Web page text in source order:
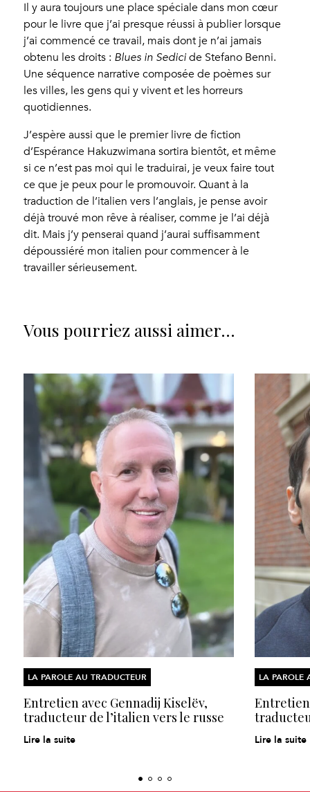
Il y aura toujours une place spéciale dans mon cœur
pour le livre que j’ai presque réussi à publier lorsque
j’ai commencé ce travail, mais dont je n’ai jamais
obtenu les droits : Blues in Sedici de Stefano Benni.
Une séquence narrative composée de poèmes sur
les villes, les gens qui y vivent et les horreurs
quotidiennes.
J’espère aussi que le premier livre de fiction
d’Espérance Hakuzwimana sortira bientôt, et même
si ce n’est pas moi qui le traduirai, je veux faire tout
ce que je peux pour le promouvoir. Quant à la
traduction de l’italien vers l’anglais, je pense avoir
déjà trouvé mon rêve à réaliser, comme je l’ai déjà
dit. Mais j’y penserai quand j’aurai suffisamment
dépoussiéré mon italien pour commencer à le
travailler sérieusement.
Vous pourriez aussi aimer…
LA PAROLE AU TRADUCTEUR
Entretien avec Gennadij Kiselëv,
traducteur de l’italien vers le russe
Lire la suite
LA PAROLE
Entretien
Lire la suite